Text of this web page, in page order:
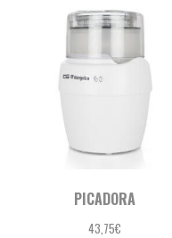
PICADORA
43,75€